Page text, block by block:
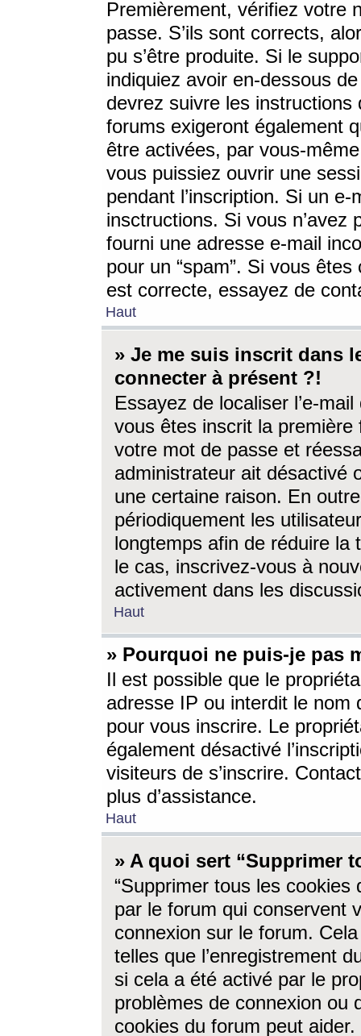
Premièrement, vérifiez votre
passe. S’ils sont corrects,
pu s’être produite. Si le
indiquiez avoir en-dessous
devrez suivre les
forums exigeront également
être activées, par vous-
vous puissiez ouvrir une
pendant l’inscription. Si un
insctructions. Si vous n’avez
fourni une adresse e-mail
pour un “spam”. Si vous
est correcte, essayez de
Haut
» Je me suis inscrit dans
connecter à présent ?!
Essayez de localiser l’e-
vous êtes inscrit la première
votre mot de passe et
administrateur ait désactivé
une certaine raison. En
périodiquement les
longtemps afin de réduire la
le cas, inscrivez-vous à
activement dans les
Haut
» Pourquoi ne puis-je pas
Il est possible que le
adresse IP ou interdit le nom
pour vous inscrire. Le
également désactivé
visiteurs de s’inscrire.
plus d’assistance.
Haut
» A quoi sert “Supprimer
“Supprimer tous les cookies
par le forum qui conservent
connexion sur le forum.
telles que l’enregistrement
si cela a été activé par le
problèmes de connexion ou
cookies du forum peut aider.